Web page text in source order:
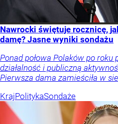
Nawrocki świętuje rocznicę,
damę? Jasne wyniki sondażu
Ponad połowa Polaków po roku
działalność i publiczną
Pierwsza dama zamieściła w
KrajPolitykaSondaże